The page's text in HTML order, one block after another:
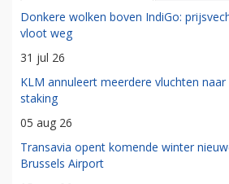
Donkere wolken boven IndiGo:
vloot weg
31 jul 26
KLM annuleert meerdere vluchten
staking
05 aug 26
Transavia opent komende winter
Brussels Airport